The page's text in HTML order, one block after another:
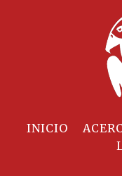
INICIO